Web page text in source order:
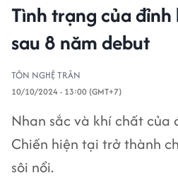
Tình trạng của đỉnh
sau 8 năm debut
TÔN NGHỆ TRÂN
10/10/2024 - 13:00 (GMT+7)
Nhan sắc và khí chất của
Chiến hiện tại trở thành
sôi nổi.